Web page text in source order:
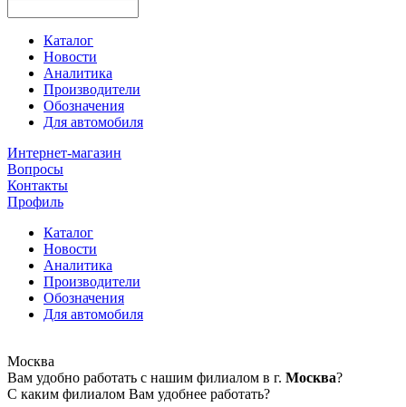
Каталог
Новости
Аналитика
Производители
Обозначения
Для автомобиля
Интернет-магазин
Вопросы
Контакты
Профиль
Каталог
Новости
Аналитика
Производители
Обозначения
Для автомобиля
Москва
Вам удобно работать с нашим филиалом в г. Москва?
С каким филиалом Вам удобнее работать?